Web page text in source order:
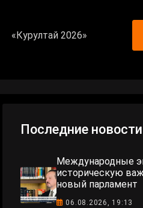
«Курултай 2026»
Последние новости
Международные
историческую
новый парламент
06.08.2026, 19:13